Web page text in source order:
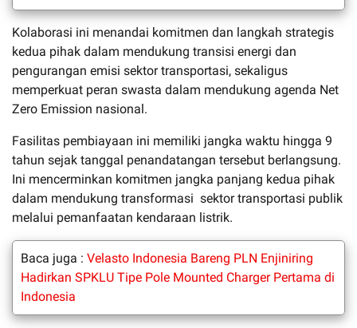
Kolaborasi ini menandai komitmen dan langkah strategis
kedua pihak dalam mendukung transisi energi dan
pengurangan emisi sektor transportasi, sekaligus
memperkuat peran swasta dalam mendukung agenda Net
Zero Emission nasional.
Fasilitas pembiayaan ini memiliki jangka waktu hingga 9
tahun sejak tanggal penandatangan tersebut berlangsung.
Ini mencerminkan komitmen jangka panjang kedua pihak
dalam mendukung transformasi sektor transportasi publik
melalui pemanfaatan kendaraan listrik.
Baca juga : Velasto Indonesia Bareng PLN Enjiniring
Hadirkan SPKLU Tipe Pole Mounted Charger Pertama di
Indonesia